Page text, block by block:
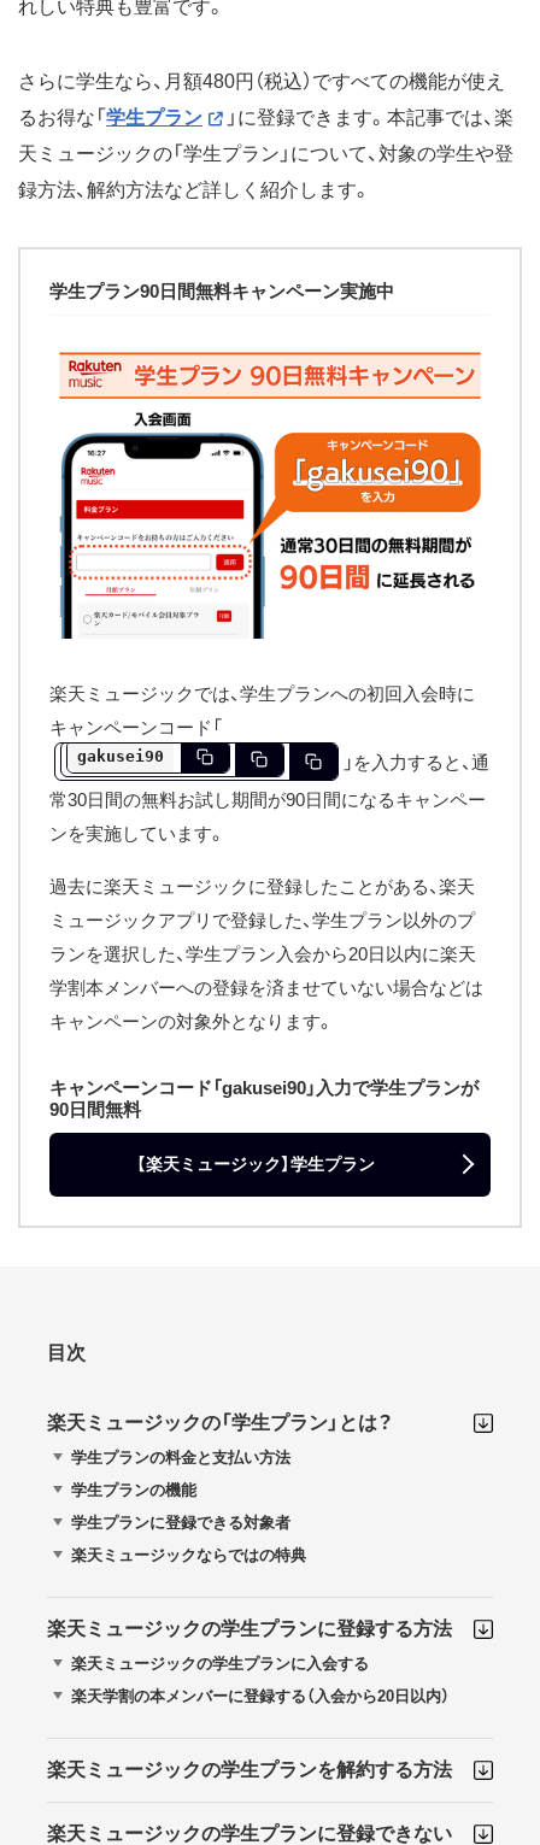
れしい特典も豊富です。
さらに学生なら、月額480円（税込）ですべての機能が使え
るお得な「 学生プラン
」に登録できます。本記事では、楽
天ミュージックの「学生プラン」について、対象の学生や登
録方法、解約方法など詳しく紹介します。
学生プラン90日間無料キャンペーン実施中
楽天ミュージックでは、学生プランへの初回入会時に
キャンペーンコード「
gakusei90
」を入力すると、通
常30日間の無料お試し期間が90日間になるキャンペー
ンを実施しています。
過去に楽天ミュージックに登録したことがある、楽天
ミュージックアプリで登録した、学生プラン以外のプ
ランを選択した、学生プラン入会から20日以内に楽天
学割本メンバーへの登録を済ませていない場合などは
キャンペーンの対象外となります。
キャンペーンコード「gakusei90」入力で学生プランが
90日間無料
【楽天ミュージック】学生プラン
目次
楽天ミュージックの「学生プラン」とは？
学生プランの料金と支払い方法
学生プランの機能
学生プランに登録できる対象者
楽天ミュージックならではの特典
楽天ミュージックの学生プランに登録する方法
楽天ミュージックの学生プランに入会する
楽天学割の本メンバーに登録する（入会から20日以内）
楽天ミュージックの学生プランを解約する方法
楽天ミュージックの学生プランに登録できない